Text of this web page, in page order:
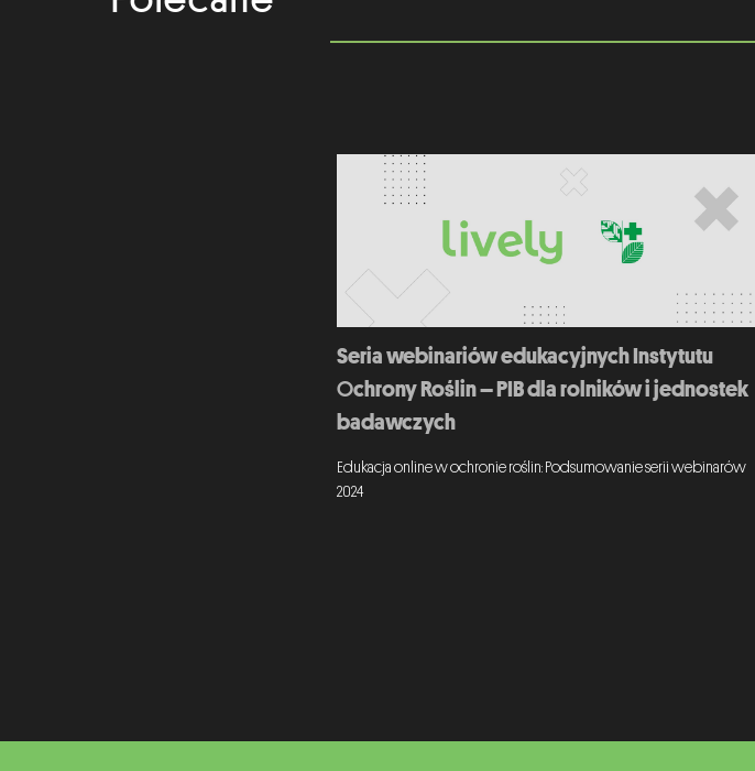
Seria webinariów edukacyjnych Instytutu
Ochrony Roślin – PIB dla rolników i jednostek
badawczych
Edukacja online w ochronie roślin: Podsumowanie serii webinarów
2024